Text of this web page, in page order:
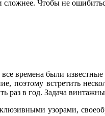
сложнее. Чтобы не
времена были
поэтому встретить
раз в год. Задача
узорами,